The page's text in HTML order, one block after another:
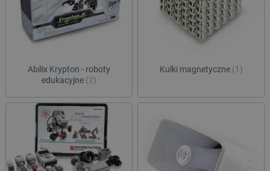
Abilix Krypton - roboty
edukacyjne (2)
Kulki magnetyczne (1)